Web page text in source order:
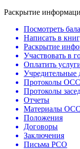
Раскрытие
Посмотреть
Написать в
Раскрытие
Участвовать в
Оплатить
Учредительные
Протоколы ОСС
Протоколы
Отчеты
Материалы ОСС
Положения
Договоры
Заключения
Письма РСО